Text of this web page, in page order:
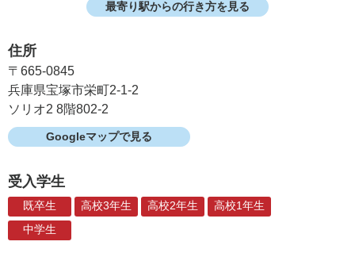
最寄り駅からの行き方を見る
住所
〒665-0845
兵庫県宝塚市栄町2-1-2
ソリオ2 8階802-2
Googleマップで見る
受入学生
既卒生 高校3年生 高校2年生
高校1年生
中学生